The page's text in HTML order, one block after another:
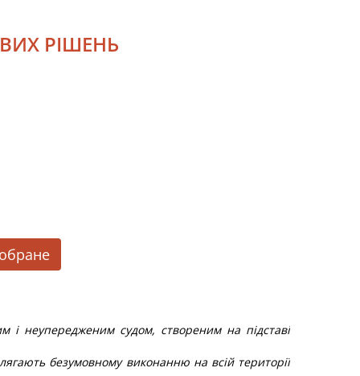
РІШЕНЬ
і неупередженим судом, створеним на підставі
безумовному виконанню на всій території